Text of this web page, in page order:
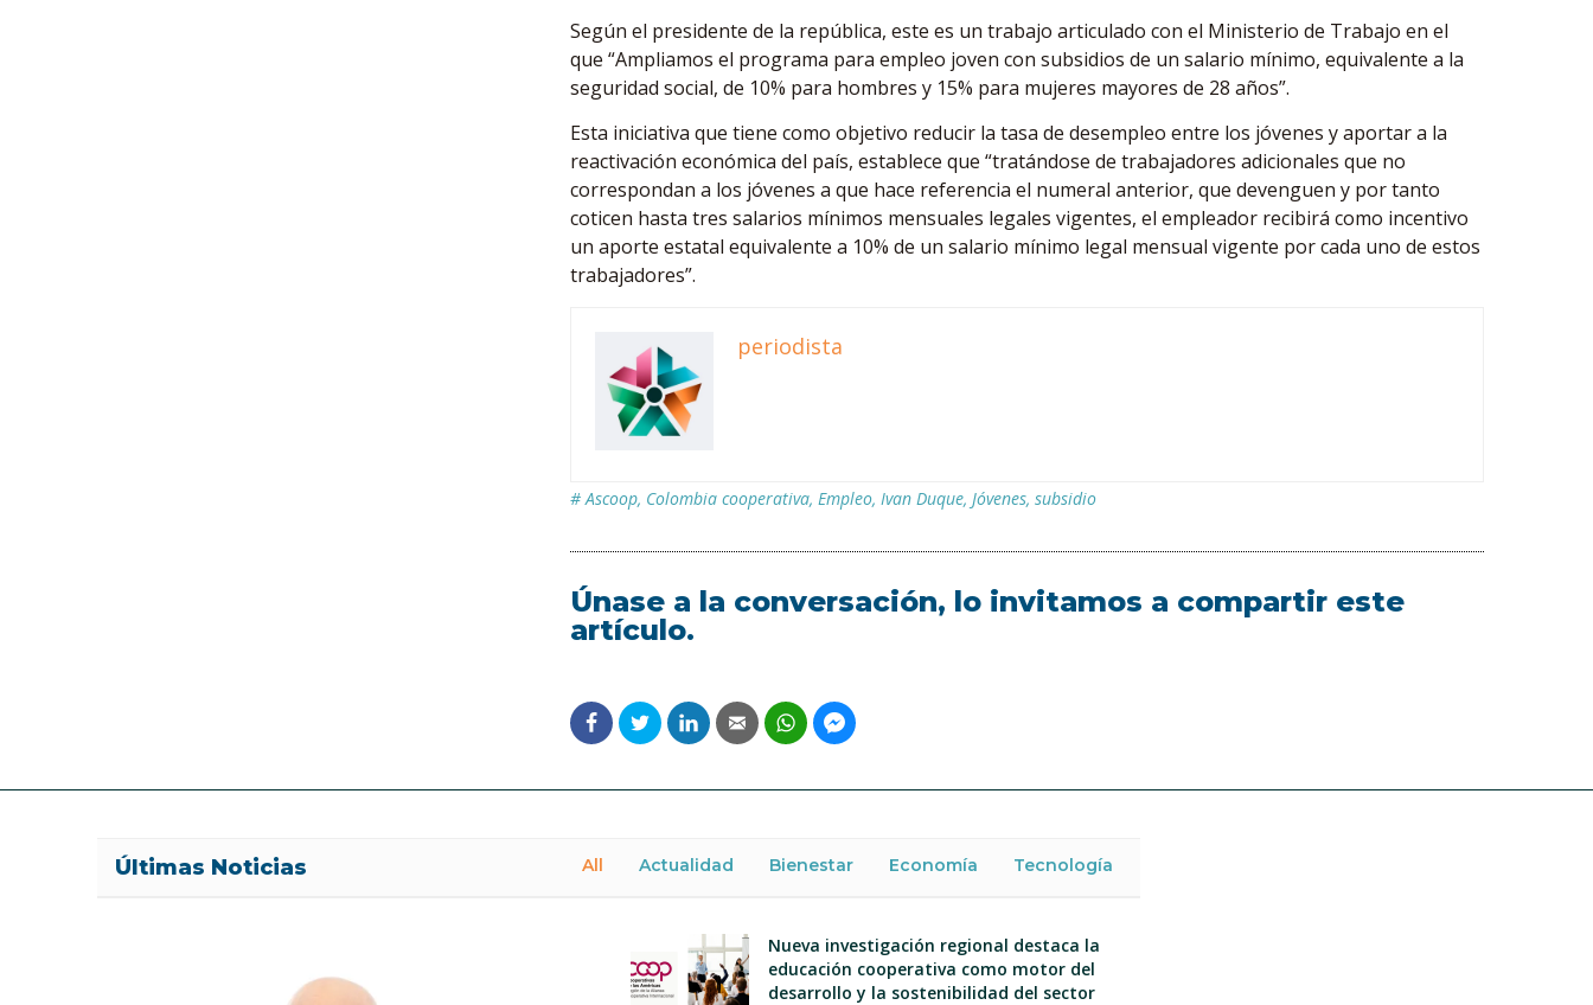
Según el presidente de la república, este es un trabajo articulado con el Ministerio de Trabajo en el
que “Ampliamos el programa para empleo joven con subsidios de un salario mínimo, equivalente a la
seguridad social, de 10% para hombres y 15% para mujeres mayores de 28 años”.
Esta iniciativa que tiene como objetivo reducir la tasa de desempleo entre los jóvenes y aportar a la
reactivación económica del país, establece que “tratándose de trabajadores adicionales que no
correspondan a los jóvenes a que hace referencia el numeral anterior, que devenguen y por tanto
coticen hasta tres salarios mínimos mensuales legales vigentes, el empleador recibirá como incentivo
un aporte estatal equivalente a 10% de un salario mínimo legal mensual vigente por cada uno de estos
trabajadores”.
periodista
# Ascoop, Colombia cooperativa, Empleo, Ivan Duque, Jóvenes,subsidio
Únase a la conversación, lo invitamos a compartir este
artículo.
Últimas Noticias All Actualidad Bienestar Economía Tecnología
Nueva investigación regional destaca la
educación cooperativa como motor del
desarrollo y la sostenibilidad del sector